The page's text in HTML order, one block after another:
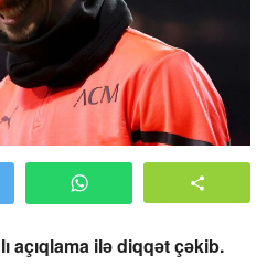
açıqlama ilə diqqət çəkib.